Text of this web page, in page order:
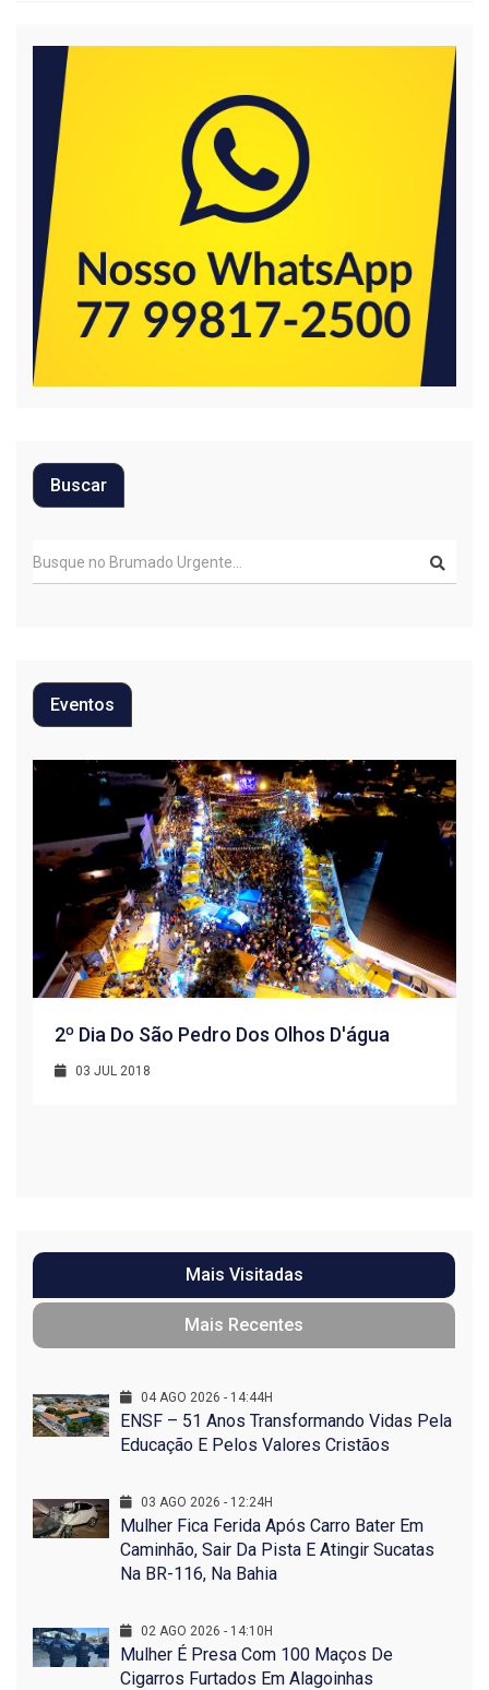
Buscar
Eventos
2º Dia Do São Pedro Dos Olhos D'água
03 JUL 2018
Mais Visitadas
Mais Recentes
04 AGO 2026 - 14:44H
ENSF – 51 Anos Transformando Vidas Pela
Educação E Pelos Valores Cristãos
03 AGO 2026 - 12:24H
Mulher Fica Ferida Após Carro Bater Em
Caminhão, Sair Da Pista E Atingir Sucatas
Na BR-116, Na Bahia
02 AGO 2026 - 14:10H
Mulher É Presa Com 100 Maços De
Cigarros Furtados Em Alagoinhas